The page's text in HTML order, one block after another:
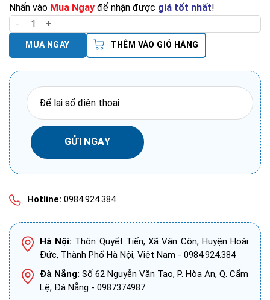
Nhấn vào Mua Ngay để nhận được giá tốt nhất!
Bếp Từ Công Nghiệp Đơn 8kW Mặt Phẳng số lượng
THÊM VÀO GIỎ HÀNG
MUA NGAY
Hotline: 0984.924.384
Hà Nội: Thôn Quyết Tiến, Xã Vân Côn, Huyện Hoài
Đức, Thành Phố Hà Nội, Việt Nam - 0984.924.384
Đà Nẵng: Số 62 Nguyễn Văn Tạo, P. Hòa An, Q. Cẩm
Lệ, Đà Nẵng - 0987374987